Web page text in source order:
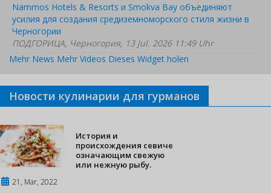
Nammos Hotels & Resorts и Smokva Bay объединяют
усилия для создания средиземноморского стиля жизни в
Черногории
ПОДГОРИЦА, Черногория, 13 Jul. 2026 11:49 Uhr
Mehr News Mehr Videos Dieses Widget holen
Новости кулинарии для гурманов
История и
происхождения севиче
означающим свежую
или нежную рыбу.
21, Mar, 2022